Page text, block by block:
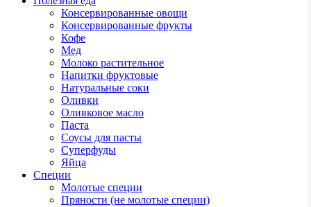
Консервированные овощи
Консервированные фрукты
Кофе
Мед
Молоко растительное
Напитки фруктовые
Натуральные соки
Оливки
Оливковое масло
Паста
Соусы для пасты
Суперфуды
Яйца
Специи
Молотые специи
Пряности (не молотые специи)